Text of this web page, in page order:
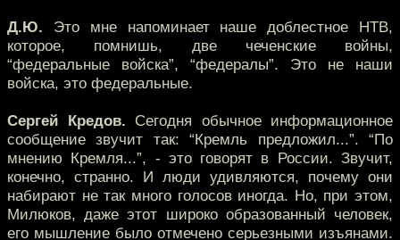
Д.Ю. Это мне напоминает наше доблестное НТВ,
которое, помнишь, две чеченские войны,
“федеральные войска”, “федералы”. Это не наши
войска, это федеральные.
Сергей Кредов. Сегодня обычное информационное
сообщение звучит так: “Кремль предложил...”. “По
мнению Кремля...”, - это говорят в России. Звучит,
конечно, странно. И люди удивляются, почему они
набирают не так много голосов иногда. Но, при этом,
Милюков, даже этот широко образованный человек,
его мышление было отмечено серьезными изъянами.